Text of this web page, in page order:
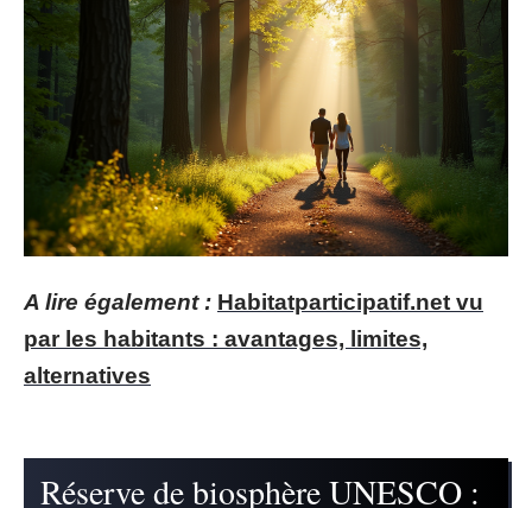
A lire également : Habitatparticipatif.net vu
par les habitants : avantages, limites,
alternatives
Réserve de biosphère UNESCO :